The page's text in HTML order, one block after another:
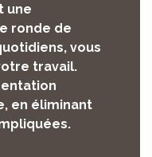
une
ronde de
vous
travail.
en éliminant